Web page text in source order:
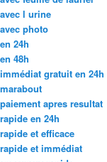
l urine
photo
24h
48h
gratuit en 24h
apres resultat
en 24h
et efficace
et immédiat